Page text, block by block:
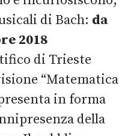
di Bach: da
2018
di Trieste
“Matematica
in forma
della